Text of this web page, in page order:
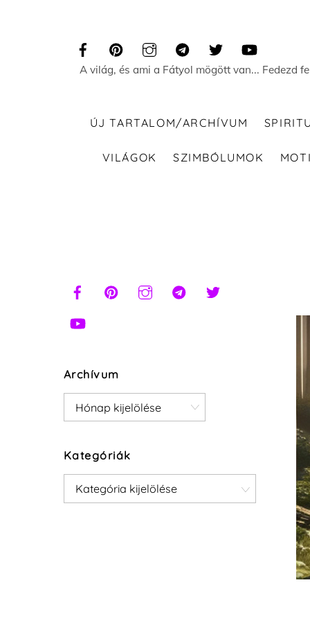
A világ, és ami a Fátyol mögött van... Fedezd
ÚJ TARTALOM/ARCHÍVUM
VILÁGOK SZIMBÓLUMOK
Archívum
Archívum
Kategóriák
Kategóriák